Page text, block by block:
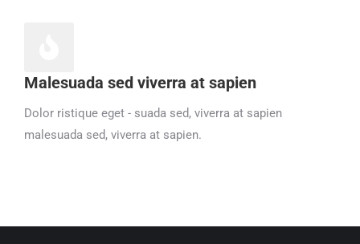
Malesuada sed viverra at sapien
Dolor ristique eget - suada sed, viverra at sapien
malesuada sed, viverra at sapien.